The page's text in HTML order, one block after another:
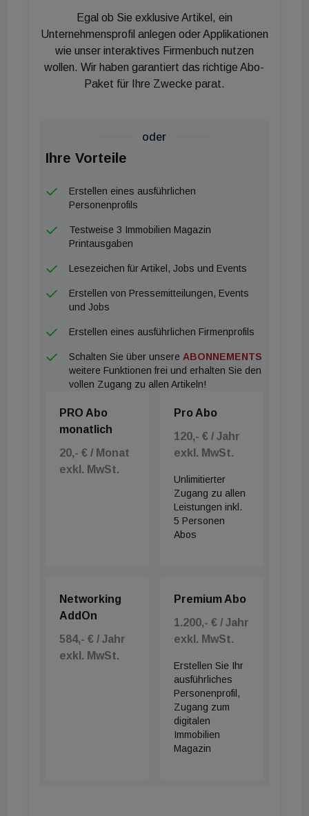
Egal ob Sie exklusive Artikel, ein
Unternehmensprofil anlegen oder Applikationen
wie unser interaktives Firmenbuch nutzen
wollen. Wir haben garantiert das richtige Abo-
Paket für Ihre Zwecke parat.
oder
Ihre Vorteile
Erstellen eines ausführlichen
Personenprofils
Testweise 3 Immobilien Magazin
Printausgaben
Lesezeichen für Artikel, Jobs und Events
Erstellen von Pressemitteilungen, Events
und Jobs
Erstellen eines ausführlichen Firmenprofils
Schalten Sie über unsere ABONNEMENTS
weitere Funktionen frei und erhalten Sie den
vollen Zugang zu allen Artikeln!
PRO Abo
monatlich
20,- € / Monat
exkl. MwSt.
Pro Abo
120,- € / Jahr
exkl. MwSt.
Unlimitierter
Zugang zu allen
Leistungen inkl.
5 Personen
Abos
Networking
AddOn
584,- € / Jahr
exkl. MwSt.
Premium Abo
1.200,- € / Jahr
exkl. MwSt.
Erstellen Sie Ihr
ausführliches
Personenprofil,
Zugang zum
digitalen
Immobilien
Magazin